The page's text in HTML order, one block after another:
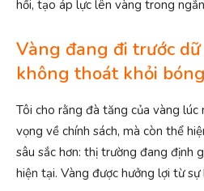
hồi, tạo áp lực lên vàng trong
Vàng đang đi trước
không thoát khỏi
Tôi cho rằng đà tăng của vàng lúc
vọng về chính sách, mà còn thể
sâu sắc hơn: thị trường đang định
hiện tại. Vàng được hưởng lợi từ